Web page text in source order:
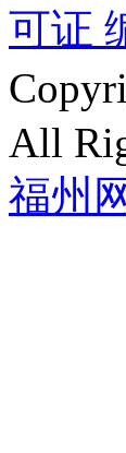
可证
All
福州